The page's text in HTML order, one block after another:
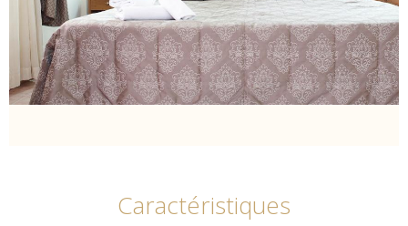
Caractéristiques